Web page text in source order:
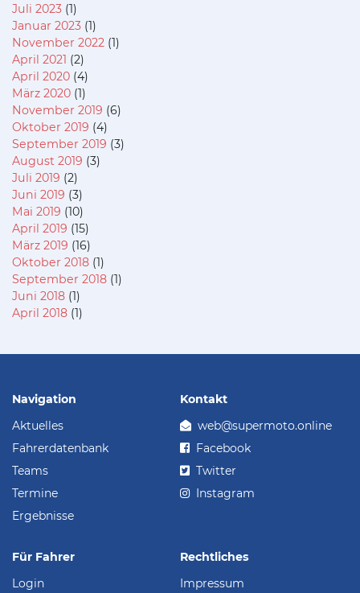
Juli 2023 (1)
Januar 2023 (1)
November 2022 (1)
April 2021 (2)
April 2020 (4)
März 2020 (1)
November 2019 (6)
Oktober 2019 (4)
September 2019 (3)
August 2019 (3)
Juli 2019 (2)
Juni 2019 (3)
Mai 2019 (10)
April 2019 (15)
März 2019 (16)
Oktober 2018 (1)
September 2018 (1)
Juni 2018 (1)
April 2018 (1)
Navigation
Aktuelles
Fahrerdatenbank
Teams
Termine
Ergebnisse
Kontakt
web@supermoto.online
Facebook
Twitter
Instagram
Für Fahrer
Login
Rechtliches
Impressum